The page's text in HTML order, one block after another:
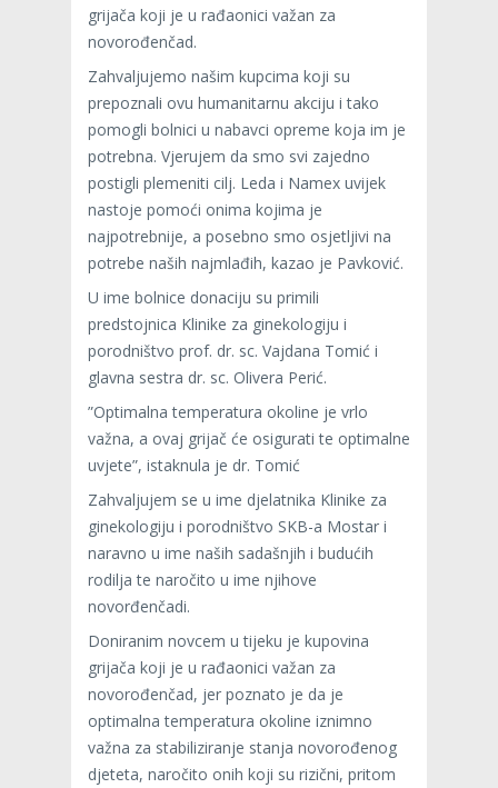
grijača koji je u rađaonici važan za
novorođenčad.
Zahvaljujemo našim kupcima koji su
prepoznali ovu humanitarnu akciju i tako
pomogli bolnici u nabavci opreme koja im je
potrebna. Vjerujem da smo svi zajedno
postigli plemeniti cilj. Leda i Namex uvijek
nastoje pomoći onima kojima je
najpotrebnije, a posebno smo osjetljivi na
potrebe naših najmlađih, kazao je Pavković.
U ime bolnice donaciju su primili
predstojnica Klinike za ginekologiju i
porodništvo prof. dr. sc. Vajdana Tomić i
glavna sestra dr. sc. Olivera Perić.
”Optimalna temperatura okoline je vrlo
važna, a ovaj grijač će osigurati te optimalne
uvjete”, istaknula je dr. Tomić
Zahvaljujem se u ime djelatnika Klinike za
ginekologiju i porodništvo SKB-a Mostar i
naravno u ime naših sadašnjih i budućih
rodilja te naročito u ime njihove
novorđenčadi.
Doniranim novcem u tijeku je kupovina
grijača koji je u rađaonici važan za
novorođenčad, jer poznato je da je
optimalna temperatura okoline iznimno
važna za stabiliziranje stanja novorođenog
djeteta, naročito onih koji su rizični, pritom